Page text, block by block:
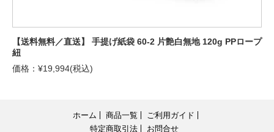
【送料無料／直送】 手提げ紙袋 60-2 片艶白無地 120g PPロープ
紐
価格：¥19,994(税込)
ホーム 商品一覧
ご利用ガイド
特定商取引法
お問合せ